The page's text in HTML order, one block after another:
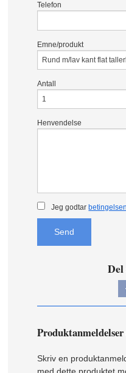
Telefon
Emne/produkt
Antall
Henvendelse
Jeg godtar
Send
Produktanmeldelser
Skriv en
med dette produktet